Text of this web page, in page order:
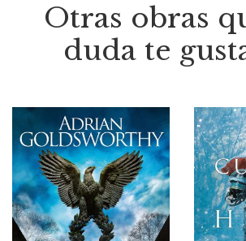
Otras obras
duda te